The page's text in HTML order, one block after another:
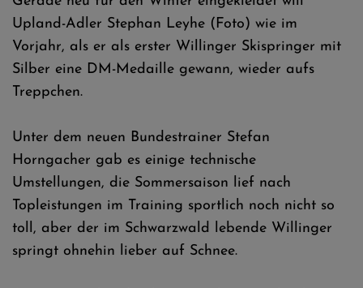
Upland-Adler Stephan Leyhe (Foto) wie im
Vorjahr, als er als erster Willinger Skispringer mit
Silber eine DM-Medaille gewann, wieder aufs
Treppchen.
Unter dem neuen Bundestrainer Stefan
Horngacher gab es einige technische
Umstellungen, die Sommersaison lief nach
Topleistungen im Training sportlich noch nicht so
toll, aber der im Schwarzwald lebende Willinger
springt ohnehin lieber auf Schnee.